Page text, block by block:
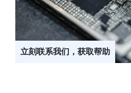
立刻联系我们，获取帮助